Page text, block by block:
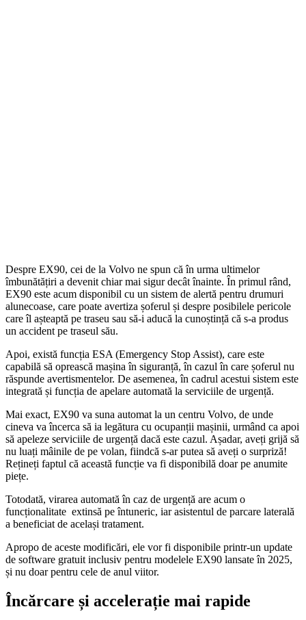
Despre EX90, cei de la Volvo ne spun că în urma ultimelor
îmbunătățiri a devenit chiar mai sigur decât înainte. În primul rând,
EX90 este acum disponibil cu un sistem de alertă pentru drumuri
alunecoase, care poate avertiza șoferul și despre posibilele pericole
care îl așteaptă pe traseu sau să-i aducă la cunoștință că s-a produs
un accident pe traseul său.
Apoi, există funcția ESA (Emergency Stop Assist), care este
capabilă să oprească mașina în siguranță, în cazul în care șoferul nu
răspunde avertismentelor. De asemenea, în cadrul acestui sistem este
integrată și funcția de apelare automată la serviciile de urgență.
Mai exact, EX90 va suna automat la un centru Volvo, de unde
cineva va încerca să ia legătura cu ocupanții mașinii, urmând ca apoi
să apeleze serviciile de urgență dacă este cazul. Așadar, aveți grijă să
nu luați mâinile de pe volan, fiindcă s-ar putea să aveți o surpriză!
Rețineți faptul că această funcție va fi disponibilă doar pe anumite
piețe.
Totodată, virarea automată în caz de urgență are acum o
funcționalitate extinsă pe întuneric, iar asistentul de parcare laterală
a beneficiat de același tratament.
Apropo de aceste modificări, ele vor fi disponibile printr-un update
de software gratuit inclusiv pentru modelele EX90 lansate în 2025,
și nu doar pentru cele de anul viitor.
Încărcare și accelerație mai rapide